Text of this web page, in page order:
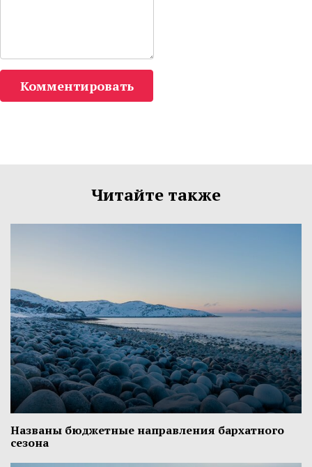
Комментировать
Читайте также
Названы бюджетные направления бархатного
сезона